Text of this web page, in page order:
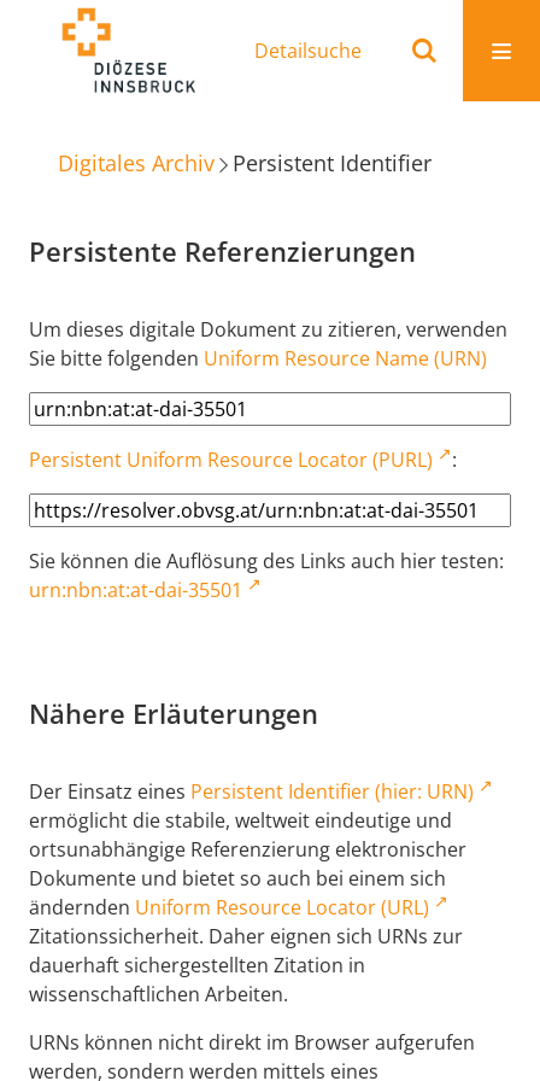
Detailsuche
Digitales Archiv Persistent Identifier
Persistente Referenzierungen
Um dieses digitale Dokument zu zitieren, verwenden
Sie bitte folgenden Uniform Resource Name (URN)
Persistent Uniform Resource Locator (PURL) :
Sie können die Auflösung des Links auch hier testen:
urn:nbn:at:at-dai-35501
Nähere Erläuterungen
Der Einsatz eines Persistent Identifier (hier: URN)
ermöglicht die stabile, weltweit eindeutige und
ortsunabhängige Referenzierung elektronischer
Dokumente und bietet so auch bei einem sich
ändernden Uniform Resource Locator (URL)
Zitationssicherheit. Daher eignen sich URNs zur
dauerhaft sichergestellten Zitation in
wissenschaftlichen Arbeiten.
URNs können nicht direkt im Browser aufgerufen
werden, sondern werden mittels eines